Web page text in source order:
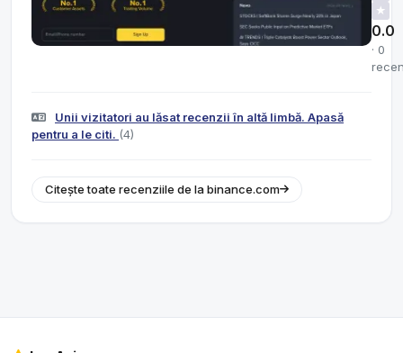
★
0.0
· 0
Unii vizitatori au lăsat recenzii în altă limbă. Apasă
pentru a le citi. (4)
Citește toate recenziile de la binance.com